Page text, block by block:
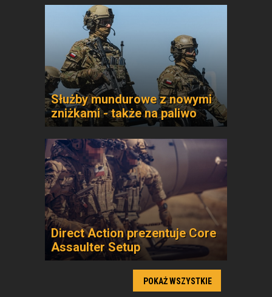
Służby mundurowe z nowymi
zniżkami - także na paliwo
Direct Action prezentuje Core
Assaulter Setup
POKAŻ WSZYSTKIE